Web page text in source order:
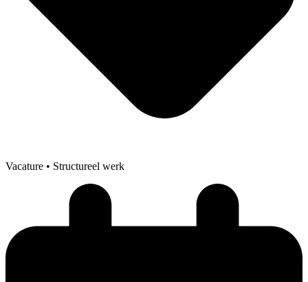
Vacature • Structureel werk